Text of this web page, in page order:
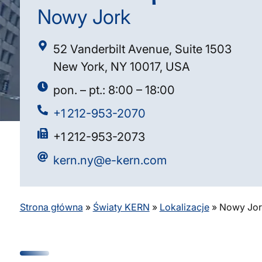
Nowy Jork
52 Vanderbilt Avenue, Suite 1503
New York, NY 10017, USA
pon. – pt.: 8:00 – 18:00
+1 212-953-2070
+1 212-953-2073
kern.ny@e-kern.com
Strona główna » Światy KERN » Lokalizacje» Nowy